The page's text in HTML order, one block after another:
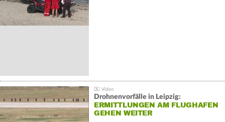
Drohnenvorfälle in Leipzig:
ERMITTLUNGEN AM FLUGHAFEN
GEHEN WEITER